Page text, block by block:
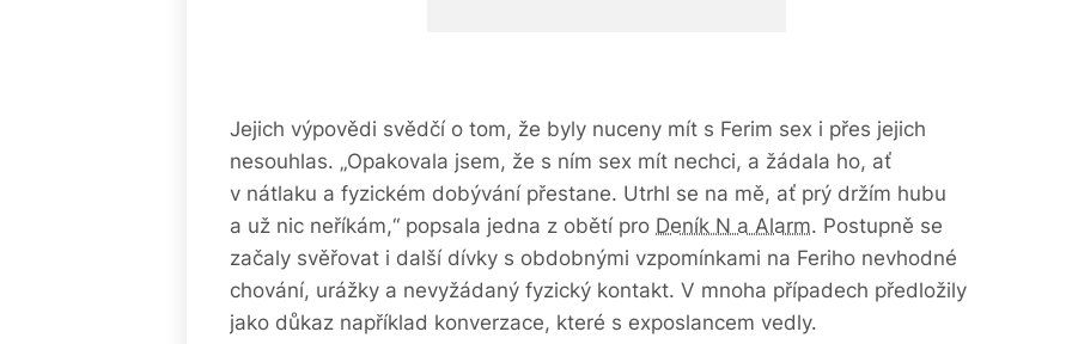
Jejich výpovědi svědčí o tom, že byly nuceny mít s Ferim sex i přes jejich
nesouhlas. „Opakovala jsem, že s ním sex mít nechci, a žádala ho, ať
v nátlaku a fyzickém dobývání přestane. Utrhl se na mě, ať prý držím hubu
a už nic neříkám,“ popsala jedna z obětí pro Deník N a Alarm. Postupně se
začaly svěřovat i další dívky s obdobnými vzpomínkami na Feriho nevhodné
chování, urážky a nevyžádaný fyzický kontakt. V mnoha případech předložily
jako důkaz například konverzace, které s exposlancem vedly.